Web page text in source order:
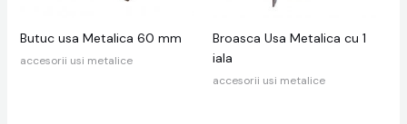
Butuc usa Metalica 60 mm
accesorii usi metalice
Broasca Usa Metalica cu 1
iala
accesorii usi metalice